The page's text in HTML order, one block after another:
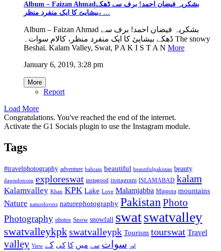
Album – Faizan Ahmadبشکریہ فیضان احمد! برف سے ڈھکے
بیشایئ کا ایک منفرد منظر، …
Album – Faizan Ahmad بشکریہ فیضان احمد! برف سے
ڈھکے بیشایئ کا ایک منفرد منظر، کالام سوات۔ The snowy
Beshai. Kalam Valley, Swat, P A K I S T A N More
January 6, 2019, 3:28 pm
More
Report
Load More
Congratulations. You've reached the end of the internet.
Activate the G1 Socials plugin to use the Instagram module.
Tags
#travelphotography adventure bahrain beautiful beautifulpakistan beauty
dawndotcom exploreswat instagood instagram ISLAMABAD kalam
Kalamvalley Khan KPK Lake Love Malamjabba Mingora mountains
Nature naturelovers naturephotography Pakistan Photo
Photography photos Snow snowfall swatswatvalley
swatvalleykpkswatvalleypk Tourism tourswat Travel
valley View اور سوات سے میں کا کی کے